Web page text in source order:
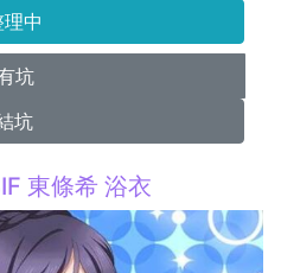
中
坑
坑
東條希 浴衣